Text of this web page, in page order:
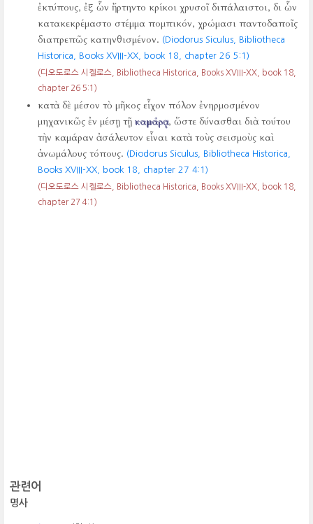
ἐκτύπους, ἐξ ὧν ἤρτηντο κρίκοι χρυσοῖ διπάλαιστοι, δι ὧν
κατακεκρέμαστο στέμμα πομπικόν, χρώμασι παντοδαποῖς
διαπρεπῶς κατηνθισμένον. (Diodorus Siculus, Bibliotheca
Historica, Books XVIII-XX, book 18, chapter 26 5:1)
(디오도로스 시켈로스, Bibliotheca Historica, Books XVIII-XX, book 18,
chapter 26 5:1)
κατὰ δὲ μέσον τὸ μῆκος εἶχον πόλον ἐνηρμοσμένον
μηχανικῶς ἐν μέσῃ τῇκαμάρᾳ, ὥστε δύνασθαι διὰ τούτου
τὴν καμάραν ἀσάλευτον εἶναι κατὰ τοὺς σεισμοὺς καὶ
ἀνωμάλους τόπους. (Diodorus Siculus, Bibliotheca Historica,
Books XVIII-XX, book 18, chapter 27 4:1)
(디오도로스 시켈로스, Bibliotheca Historica, Books XVIII-XX, book 18,
chapter 27 4:1)
관련어
명사